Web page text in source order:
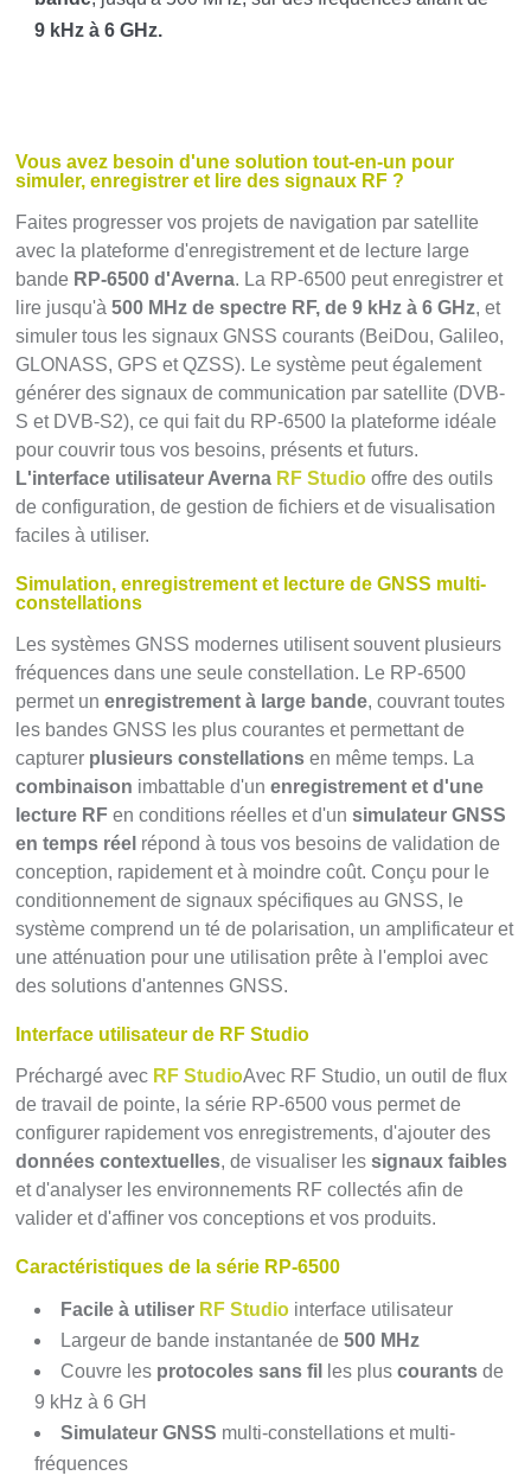
9 kHz à 6 GHz.
Vous avez besoin d'une solution tout-en-un pour
simuler, enregistrer et lire des signaux RF ?
Faites progresser vos projets de navigation par satellite
avec la plateforme d'enregistrement et de lecture large
bande RP-6500 d'Averna. La RP-6500 peut enregistrer et
lire jusqu'à500 MHz de spectre RF, de 9 kHz à 6 GHz, et
simuler tous les signaux GNSS courants (BeiDou, Galileo,
GLONASS, GPS et QZSS). Le système peut également
générer des signaux de communication par satellite (DVB-
S et DVB-S2), ce qui fait du RP-6500 la plateforme idéale
pour couvrir tous vos besoins, présents et futurs.
L'interface utilisateur Averna RF Studiooffre des outils
de configuration, de gestion de fichiers et de visualisation
faciles à utiliser.
Simulation, enregistrement et lecture de GNSS multi-
constellations
Les systèmes GNSS modernes utilisent souvent plusieurs
fréquences dans une seule constellation. Le RP-6500
permet unenregistrement à large bande, couvrant toutes
les bandes GNSS les plus courantes et permettant de
capturer plusieurs constellations en même temps. La
combinaison imbattable d'unenregistrement et d'une
lecture RF en conditions réelles et d'unsimulateur GNSS
en temps réel répond à tous vos besoins de validation de
conception, rapidement et à moindre coût. Conçu pour le
conditionnement de signaux spécifiques au GNSS, le
système comprend un té de polarisation, un amplificateur et
une atténuation pour une utilisation prête à l'emploi avec
des solutions d'antennes GNSS.
Interface utilisateur de RF Studio
Préchargé avec RF StudioAvec RF Studio, un outil de flux
de travail de pointe, la série RP-6500 vous permet de
configurer rapidement vos enregistrements, d'ajouter des
données contextuelles, de visualiser lessignaux faibles
et d'analyser les environnements RF collectés afin de
valider et d'affiner vos conceptions et vos produits.
Caractéristiques de la série RP-6500
Facile à utiliser RF Studio interface utilisateur
Largeur de bande instantanée de500 MHz
Couvre les protocoles sans fil les pluscourants de
9 kHz à 6 GH
Simulateur GNSS multi-constellations et multi-
fréquences